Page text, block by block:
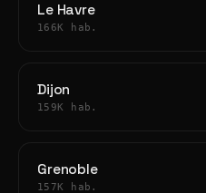
Le Havre
166K hab.
Dijon
159K hab.
Grenoble
157K hab.